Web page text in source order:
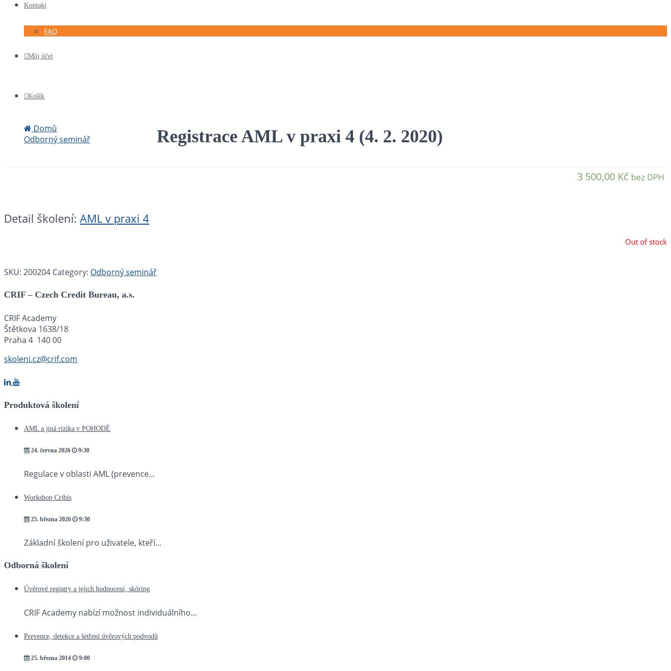
Kontakt
FAQ
Můj účet
Košík
Domů
Odborný seminář
Registrace AML v praxi 4 (4. 2. 2020)
3 500,00 Kč bez DPH
Detail školení: AML v praxi 4
Out of stock
SKU: 200204 Category: Odborný seminář
CRIF – Czech Credit Bureau, a.s.
CRIF Academy
Štětkova 1638/18
Praha 4 140 00
skoleni.cz@crif.com
Produktová školení
AML a jiná rizika v POHODĚ
24. června 2026 9:30
Regulace v oblasti AML (prevence...
Workshop Cribis
25. března 2026 9:30
Základní školení pro uživatele, kteří...
Odborná školení
Úvěrové registry a jejich hodnocení, skóring
CRIF Academy nabízí možnost individuálního...
Prevence, detekce a šetření úvěrových podvodů
25. března 2014 9:00